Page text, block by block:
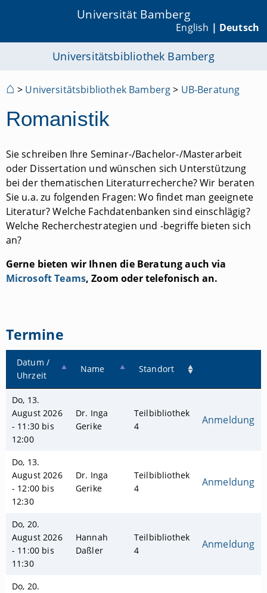
Universität Bamberg
English | Deutsch
Universitätsbibliothek Bamberg
⌂ > Universitätsbibliothek Bamberg> UB-Beratung
Romanistik
Sie schreiben Ihre Seminar-/Bachelor-/Masterarbeit
oder Dissertation und wünschen sich Unterstützung
bei der thematischen Literaturrecherche? Wir beraten
Sie u.a. zu folgenden Fragen: Wo findet man geeignete
Literatur? Welche Fachdatenbanken sind einschlägig?
Welche Recherchestrategien und -begriffe bieten sich
an?
Gerne bieten wir Ihnen die Beratung auch via
Microsoft Teams, Zoom oder telefonisch an.
Termine
Datum /
Uhrzeit
Name Standort
Do, 13.
August 2026
- 11:30 bis
12:00
Dr. Inga
Gerike
Teilbibliothek
4
Anmeldung
Do, 13.
August 2026
- 12:00 bis
12:30
Dr. Inga
Gerike
Teilbibliothek
4
Anmeldung
Do, 20.
August 2026
- 11:00 bis
11:30
Hannah
Daßler
Teilbibliothek
4
Anmeldung
Do, 20.